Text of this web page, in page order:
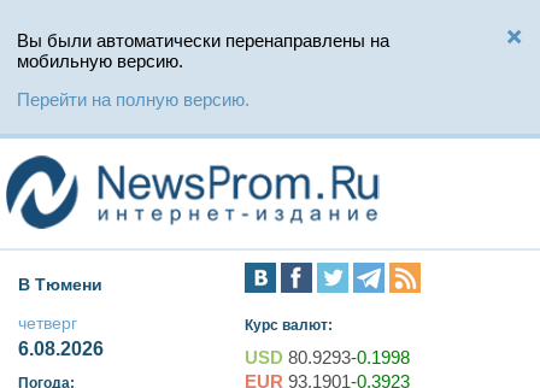
Вы были автоматически перенаправлены на
мобильную версию.
Перейти на полную версию.
В Тюмени
четверг
6.08.2026
Погода:
Курс валют:
USD 80.9293-0.1998
EUR 93.1901-0.3923